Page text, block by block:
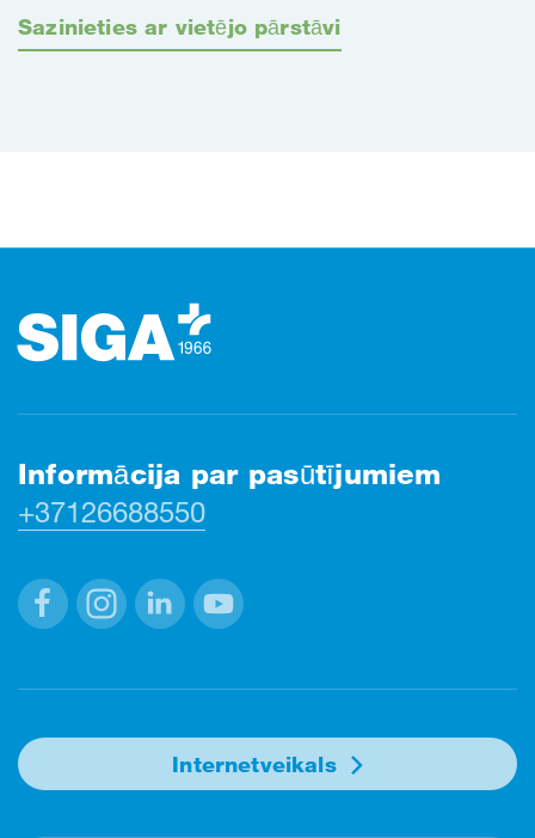
Sazinieties ar vietējo pārstāvi
Informācija par pasūtījumiem
+37126688550
Internetveikals